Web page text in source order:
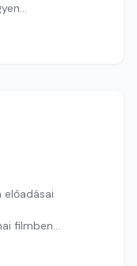
előadásai
filmben